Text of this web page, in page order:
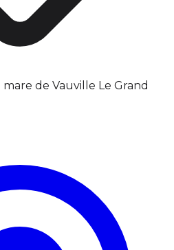
de Vauville Le Grand